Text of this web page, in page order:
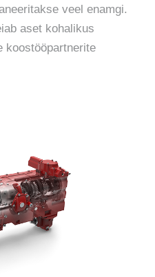
veel enamgi.
aset kohalikus
koostööpartnerite